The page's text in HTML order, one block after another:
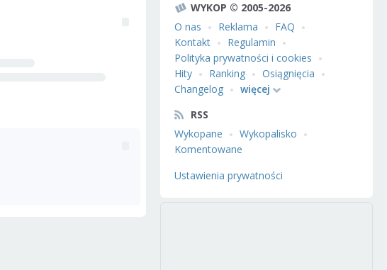
WYKOP © 2005-2026
O nas
Reklama
FAQ
Kontakt
Regulamin
Polityka prywatności i cookies
Hity
Ranking
Osiągnięcia
Changelog
więcej
RSS
Wykopane
Wykopalisko
Komentowane
Ustawienia prywatności